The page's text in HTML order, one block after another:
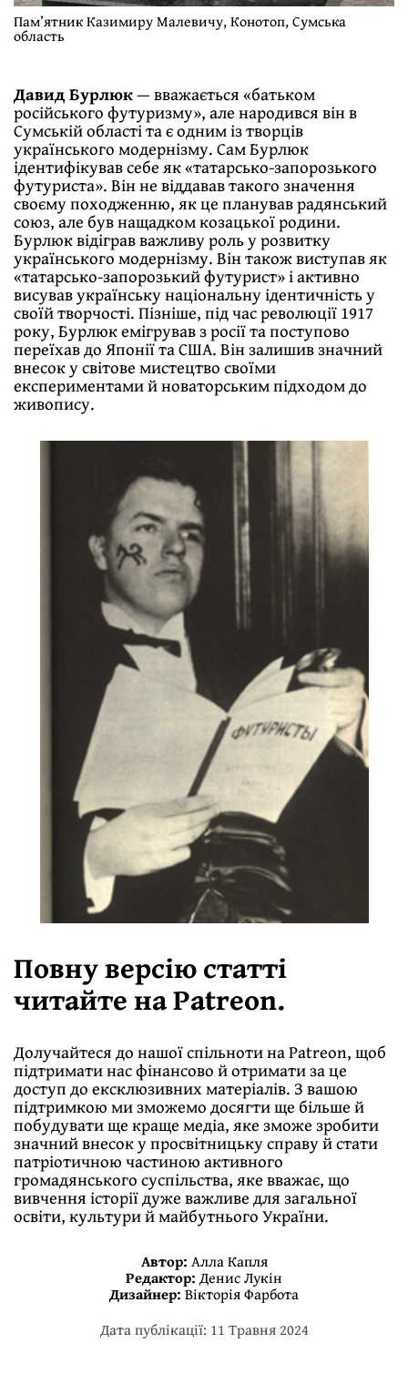
Пам’ятник Казимиру Малевичу, Конотоп, Сумська
область
Давид Бурлюк— вважається «батьком
російського футуризму», але народився він в
Сумській області та є одним із творців
українського модернізму. Сам Бурлюк
ідентифікував себе як «татарсько-запорозького
футуриста». Він не віддавав такого значення
своєму походженню, як це планував радянський
союз, але був нащадком козацької родини.
Бурлюк відіграв важливу роль у розвитку
українського модернізму. Він також виступав як
«татарсько-запорозький футурист» і активно
висував українську національну ідентичність у
своїй творчості. Пізніше, під час революції 1917
року, Бурлюк емігрував з росії та поступово
переїхав до Японії та США. Він залишив значний
внесок у світове мистецтво своїми
експериментами й новаторським підходом до
живопису.
Повну версію статті
читайте на Patreon.
Долучайтеся до нашої спільноти наPatreon, щоб
підтримати нас фінансово й отримати за це
доступ до ексклюзивних матеріалів. З вашою
підтримкою ми зможемо досягти ще більше й
побудувати ще краще медіа, яке зможе зробити
значний внесок у просвітницьку справу й стати
патріотичною частиною активного
громадянського суспільства, яке вважає, що
вивчення історії дуже важливе для загальної
освіти, культури й майбутнього України.
Автор: Алла Капля
Редактор: Денис Лукін
Дизайнер: Вікторія Фарбота
Дата публікації: 11 Травня 2024